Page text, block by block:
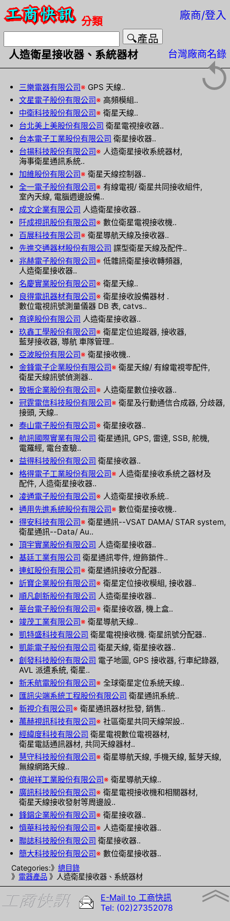
分類 廠商/登入
人造衛星接收器、系統器材 台灣廠商名錄
三樂電器有限公司※ GPS 天線..
文星電子股份有限公司※ 高頻模組..
中衛科技股份有限公司※ 衛星天線..
台北美上美股份有限公司 衛星電視接收器..
台本電子工業股份有限公司 衛星接收器..
台揚科技股份有限公司※ 人造衛星接收系統器材,
海事衛星通訊系統..
加維股份有限公司※ 衛星天線控制器..
全一電子股份有限公司※ 有線電視/ 衛星共同接收組件,
室內天線, 電腦週邊設備..
成文企業有限公司 人造衛星接收器..
阡成視訊股份有限公司※ 數位衛星電視接收機..
百展科技有限公司※ 衛星導航天線及接收器..
先進交通器材股份有限公司 諜型衛星天線及配件..
兆赫電子股份有限公司※ 低雜訊衛星接收轉頻器,
人造衛星接收器..
名慶實業股份有限公司※ 衛星天線..
良得電訊器材有限公司※ 衛星接收設備器材 .
數位電視訊號測量儀器 DB 表, catvs..
育達股份有限公司 人造衛星接收器..
玖鑫工學股份有限公司※ 衛星定位追蹤器, 接收器,
藍芽接收器, 導航 車隊管理..
亞波股份有限公司※ 衛星接收機..
金鋒電子企業股份有限公司※ 衛星天線/ 有線電視零配件,
衛星天線訊號偵測器..
致振企業股份有限公司※ 人造衛星數位接收器..
冠霆電信科技股份有限公司※ 衛星及行動通信合成器, 分歧器,
接頭, 天線..
泰山電子股份有限公司※ 衛星接收器..
航訊國際實業有限公司 衛星通訊, GPS, 雷達, SSB, 舵機,
電羅經, 電台查驗..
益得科技股份有限公司 衛星接收器..
格得電子工業股份有限公司※ 人造衛星接收系統之器材及
配件, 人造衛星接收器..
凌通電子股份有限公司※ 人造衛星接收系統..
通用先進系統股份有限公司※ 數位衛星接收機..
得安科技有限公司※ 衛星通訊--VSAT DAMA/ STAR system,
衛星通訊--Data/ Au..
頂宇實業股份有限公司 人造衛星接收器..
基廷工業有限公司 衛星通訊零件, 燈飾鎖件..
連虹股份有限公司※ 衛星通訊接收分配器..
訢寶企業股份有限公司※ 衛星定位接收模組, 接收器..
順凡創新股份有限公司 人造衛星接收器..
華台電子股份有限公司※ 衛星接收器, 機上盒..
竣茂工業有限公司※ 衛星導航天線..
凱特盛科技有限公司 衛星電視接收機. 衛星訊號分配器..
凱能電子股份有限公司 衛星天線, 衛星接收器..
創發科技股份有限公司 電子地圖, GPS 接收器, 行車紀錄器,
AVL 派遣系統, 衛星..
新禾航電股份有限公司※ 全球衛星定位系統天線..
匯訊尖端系統工程股份有限公司 衛星通訊系統..
新視介有限公司※ 衛星通訊器材批發, 銷售..
萬赫視訊科技有限公司※ 社區衛星共同天線架設..
經緯度科技有限公司 衛星電視數位電視器材,
衛星電話通訊器材, 共同天線器材..
慧守科技股份有限公司※ 衛星導航天線, 手機天線, 藍芽天線,
無線網路天線..
億昶祥工業股份有限公司※ 衛星導航天線..
廣訊科技股份有限公司※ 衛星電視接收機和相關器材,
衛星天線接收發射等周邊設..
鋒錩企業股份有限公司※ 衛星接收器..
憶華科技股份有限公司※ 人造衛星接收器..
聯誌科技股份有限公司 衛星接收器..
簡大科技股份有限公司※ 數位衛星接收器..
Categories:》 總目錄
》 電器產品 》人造衛星接收器、系統器材
E-Mail to 工商快訊
Tel: (02)27352078
︽
↺